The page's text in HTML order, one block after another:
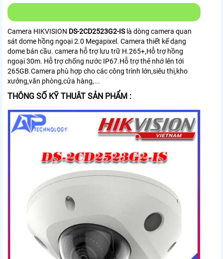
Camera HIKVISION DS-2CD2523G2-ISlà dòng camera quan
sát dome hồng ngoại 2.0 Megapixel. Camera thiết kế dạng
dome bán cầu. camera hỗ trợ lưu trữ H.265+,Hỗ trợ hồng
ngoại 30m. Hỗ trợ chống nước IP67.Hỗ trợ thẻ nhớ lên tới
265GB.Camera phù hợp cho các công trình lớn,siêu thị,kho
xưởng,văn phòng,cửa hàng,...
THÔNG SỐ KỸ THUÂT SẢN PHẨM :